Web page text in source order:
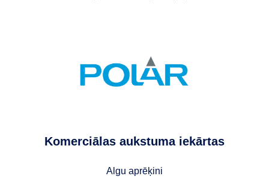
Komerciālas aukstuma iekārtas
Algu aprēķini